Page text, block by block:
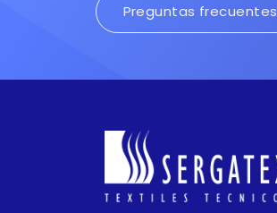
Preguntas frecuentes